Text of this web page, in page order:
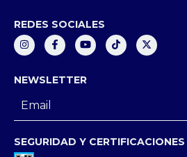
REDES SOCIALES
NEWSLETTER
SEGURIDAD Y CERTIFICACIONES